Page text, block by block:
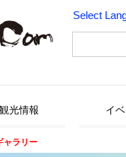
Select
観光情報 イ
ャラリー